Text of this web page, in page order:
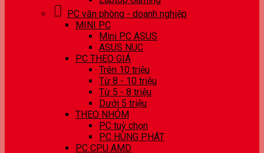
PC văn phòng - doanh nghiệp
MINI PC
Mini PC ASUS
ASUS NUC
PC THEO GIÁ
Trên 10 triệu
Từ 8 - 10 triệu
Từ 5 - 8 triệu
Dưới 5 triệu
THEO NHÓM
PC tuỳ chọn
PC HÙNG PHÁT
PC CPU AMD